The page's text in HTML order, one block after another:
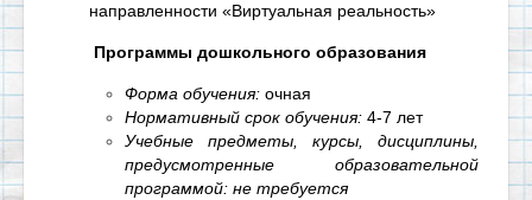
направленности «Виртуальная реальность»
Программы дошкольного образования
Форма обучения: очная
Нормативный срок обучения: 4-7 лет
Учебные предметы, курсы, дисциплины,
предусмотренные образовательной
программой: не требуется